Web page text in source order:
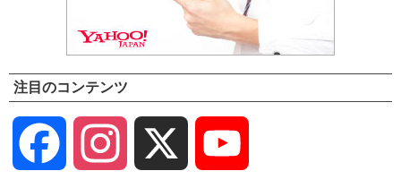
注目のコンテンツ
Facebook Instagram